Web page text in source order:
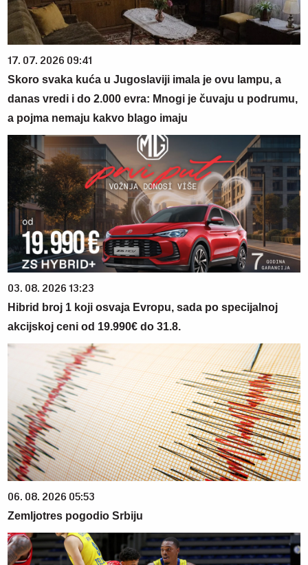
17. 07. 2026 09:41
Skoro svaka kuća u Jugoslaviji imala je ovu lampu, a
danas vredi i do 2.000 evra: Mnogi je čuvaju u podrumu,
a pojma nemaju kakvo blago imaju
03. 08. 2026 13:23
Hibrid broj 1 koji osvaja Evropu, sada po specijalnoj
akcijskoj ceni od 19.990€ do 31.8.
06. 08. 2026 05:53
Zemljotres pogodio Srbiju